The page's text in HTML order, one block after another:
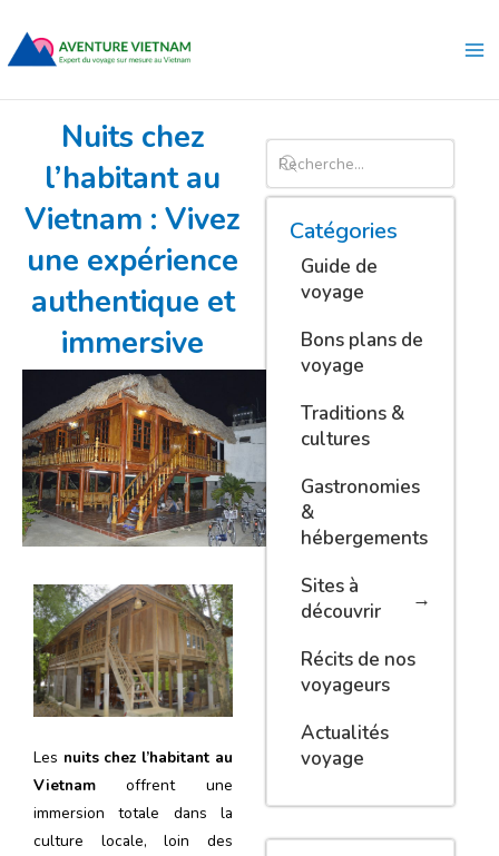
contenu
Nuits chez
l’habitant au
Vietnam : Vivez
une expérience
authentique et
immersive
Les nuits chez l’habitant au
Vietnam offrent une
immersion totale dans la
culture locale, loin des
Catégories
Guide de
voyage
Bons plans de
voyage
Traditions &
cultures
Gastronomies
&
hébergements
Sites à
découvrir
Récits de nos
voyageurs
Actualités
voyage